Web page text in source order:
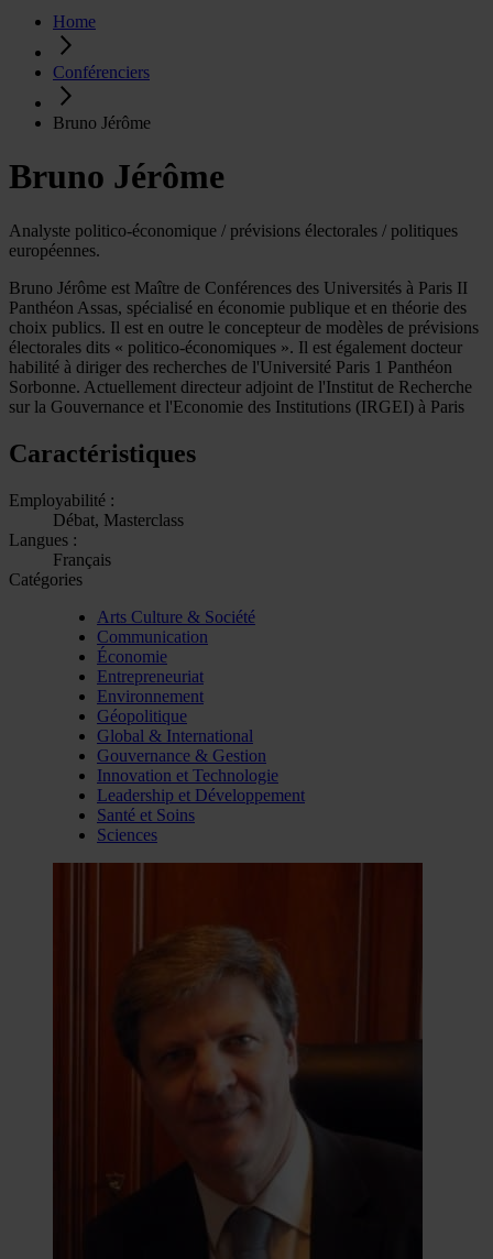
Home
Conférenciers
Bruno Jérôme
Bruno Jérôme
Analyste politico-économique / prévisions électorales / politiques
européennes.
Bruno Jérôme est Maître de Conférences des Universités à Paris II
Panthéon Assas, spécialisé en économie publique et en théorie des
choix publics. Il est en outre le concepteur de modèles de prévisions
électorales dits « politico-économiques ». Il est également docteur
habilité à diriger des recherches de l'Université Paris 1 Panthéon
Sorbonne. Actuellement directeur adjoint de l'Institut de Recherche
sur la Gouvernance et l'Economie des Institutions (IRGEI) à Paris
Caractéristiques
Employabilité :
Débat, Masterclass
Langues :
Français
Catégories
Arts Culture & Société
Communication
Économie
Entrepreneuriat
Environnement
Géopolitique
Global & International
Gouvernance & Gestion
Innovation et Technologie
Leadership et Développement
Santé et Soins
Sciences